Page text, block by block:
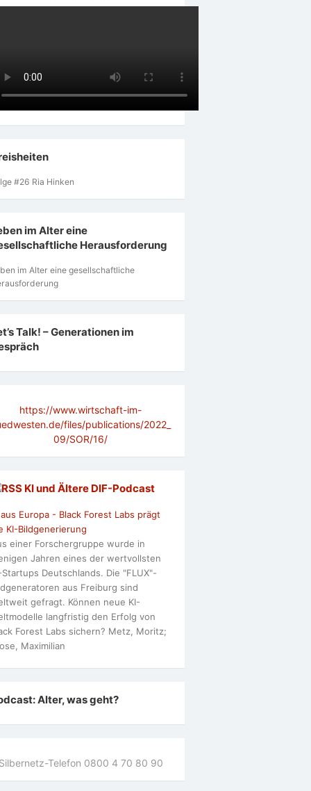
#26 Ria Hinken
im Alter eine
Herausforderung
im Alter eine gesellschaftliche
Talk! – Generationen im
https://www.wirtschaft-im-
files/publications/2022_
09/SOR/16/
KI und Ältere DlF-Podcast
aus Europa - Black Forest Labs prägt
KI-Bildgenerierung
einer Forschergruppe wurde in
Jahren eines der wertvollsten
Startups Deutschlands. Die "FLUX"-
aus Freiburg sind
gefragt. Können neue KI-
langfristig den Erfolg von
Forest Labs sichern? Metz, Moritz;
Maximilian
Alter, was geht?
Silbernetz-Telefon 0800 4 70 80 90